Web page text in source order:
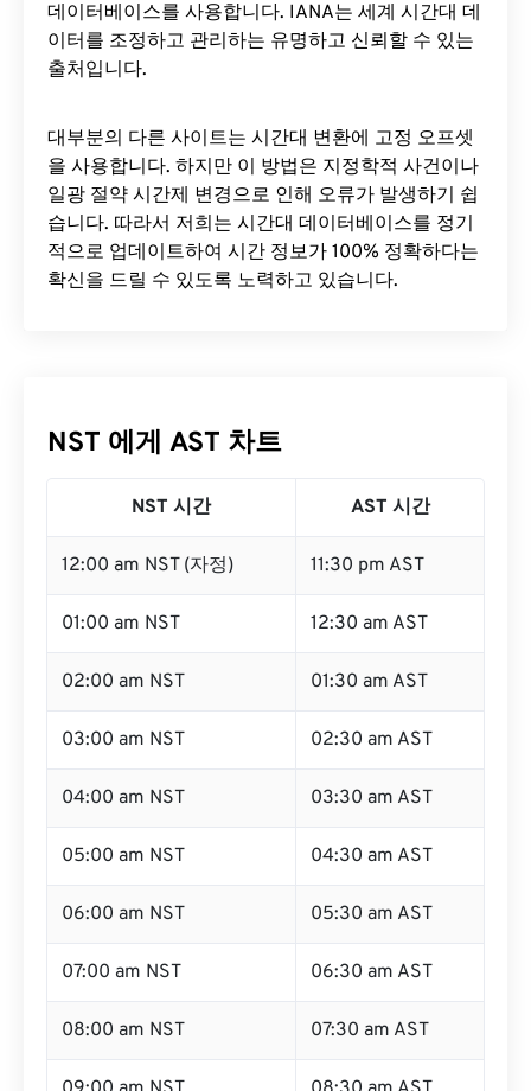
데이터베이스를 사용합니다. IANA는 세계 시간대 데
이터를 조정하고 관리하는 유명하고 신뢰할 수 있는
출처입니다.
대부분의 다른 사이트는 시간대 변환에 ​​고정 오프셋
을 사용합니다. 하지만 이 방법은 지정학적 사건이나
일광 절약 시간제 변경으로 인해 오류가 발생하기 쉽
습니다. 따라서 저희는 시간대 데이터베이스를 정기
적으로 업데이트하여 시간 정보가 100% 정확하다는
확신을 드릴 수 있도록 노력하고 있습니다.
NST 에게 AST 차트
NST 시간 AST 시간
12:00 am NST (자정) 11:30 pm AST
01:00 am NST 12:30 am AST
02:00 am NST 01:30 am AST
03:00 am NST 02:30 am AST
04:00 am NST 03:30 am AST
05:00 am NST 04:30 am AST
06:00 am NST 05:30 am AST
07:00 am NST 06:30 am AST
08:00 am NST 07:30 am AST